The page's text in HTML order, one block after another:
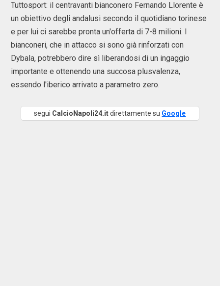
Tuttosport: il centravanti bianconero Fernando Llorente è
un obiettivo degli andalusi secondo il quotidiano torinese
e per lui ci sarebbe pronta un'offerta di 7-8 milioni. I
bianconeri, che in attacco si sono già rinforzati con
Dybala, potrebbero dire sì liberandosi di un ingaggio
importante e ottenendo una succosa plusvalenza,
essendo l'iberico arrivato a parametro zero.
segui CalcioNapoli24.itdirettamente su Google